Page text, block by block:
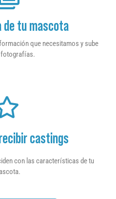
de tu mascota
que necesitamos y sube
fotografías.
castings
con las características de tu